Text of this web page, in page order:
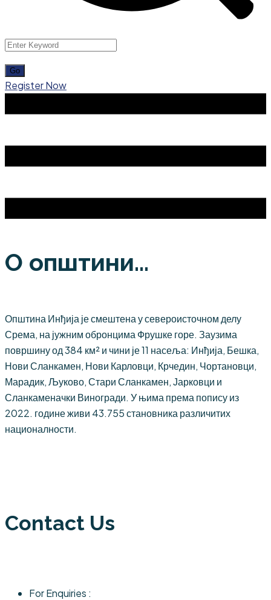
Register Now
О општини...
Општина Инђија је смештена у североисточном делу
Срема, на јужним обронцима Фрушке горе. Заузима
површину од 384 км² и чини је 11 насеља: Инђија, Бешка,
Нови Сланкамен, Нови Карловци, Крчедин, Чортановци,
Марадик, Љуково, Стари Сланкамен, Јарковци и
Сланкаменачки Виногради. У њима према попису из
2022. године живи 43.755 становника различитих
националности.
Contact Us
For Enquiries :